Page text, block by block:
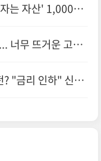
는 자산' 1,000억
너무 뜨거운 고용
"금리 인하" 신호